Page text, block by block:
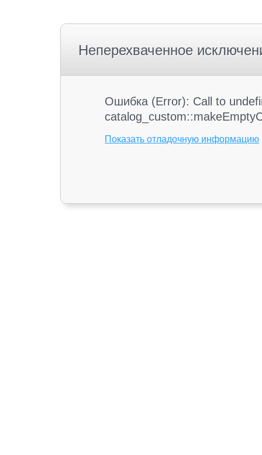
Неперехваченное
Ошибка (Error): Call to
Показать отладочную информацию